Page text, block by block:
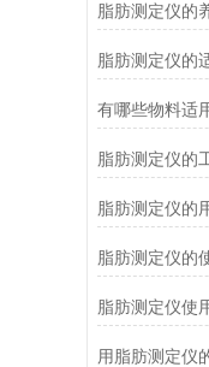
脂肪测定仪的
脂肪测定仪的
有哪些物料适
脂肪测定仪的
脂肪测定仪的
脂肪测定仪的
脂肪测定仪使
用脂肪测定仪